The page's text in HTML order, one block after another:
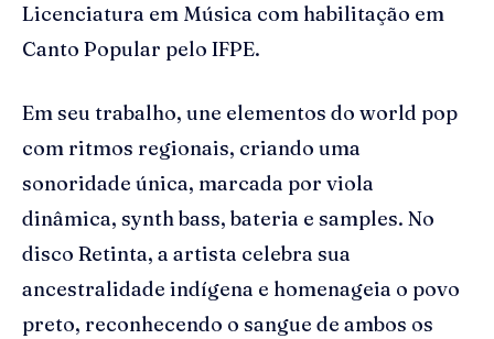
Licenciatura em Música com habilitação em
Canto Popular pelo IFPE.
Em seu trabalho, une elementos do world pop
com ritmos regionais, criando uma
sonoridade única, marcada por viola
dinâmica, synth bass, bateria e samples. No
disco Retinta, a artista celebra sua
ancestralidade indígena e homenageia o povo
preto, reconhecendo o sangue de ambos os